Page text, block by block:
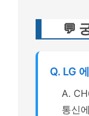
💬
Q. LG
A.
통신